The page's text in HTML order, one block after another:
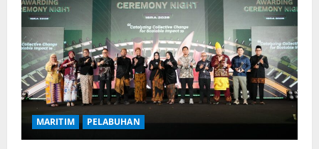
MARITIM PELABUHAN